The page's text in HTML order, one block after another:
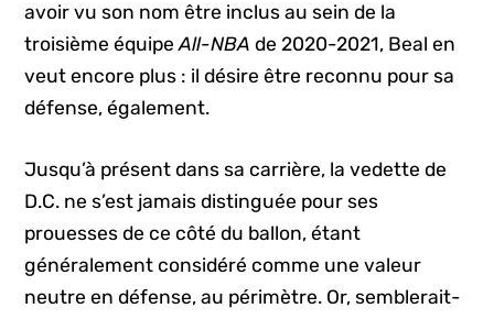
avoir vu son nom être inclus au sein de la
troisième équipeAll-NBA de 2020-2021, Beal en
veut encore plus : il désire être reconnu pour sa
défense, également.
Jusqu’à présent dans sa carrière, la vedette de
D.C. ne s’est jamais distinguée pour ses
prouesses de ce côté du ballon, étant
généralement considéré comme une valeur
neutre en défense, au périmètre. Or, semblerait-